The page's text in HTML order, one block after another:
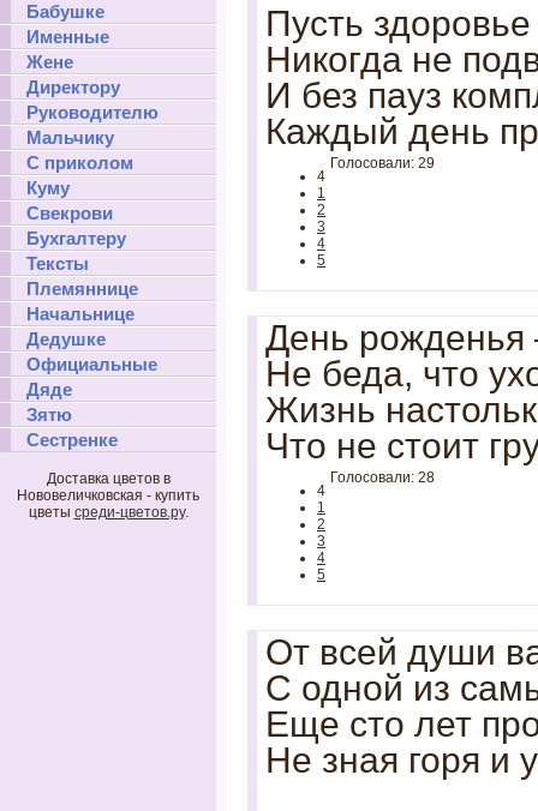
Бабушке
Именные
Жене
Директору
Руководителю
Мальчику
С приколом
Куму
Свекрови
Бухгалтеру
Тексты
Племяннице
Начальнице
Дедушке
Официальные
Дяде
Зятю
Сестренке
Доставка цветов в
Нововеличковская - купить
цветы среди-цветов.ру.
Пусть
Никогда не
И без пауз
Каждый день
4
1
2
3
4
5
Голосовали: 29
День рожденья
Не беда, что
Жизнь
Что не стоит
4
1
2
3
4
5
Голосовали: 28
От всей души
С одной из
Еще сто лет
Не зная горя и